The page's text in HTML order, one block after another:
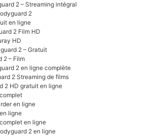
2 – Streaming intégral
2
en ligne
2 Film HD
HD
2 – Gratuit
2 – Film
2 en ligne complète
2 Streaming de films
2 HD gratuit en ligne
en ligne
ligne
en ligne
2 en ligne